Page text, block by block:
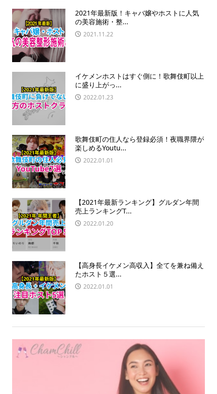
2021年最新版！キャバ嬢やホストに人気
の美容施術・整...
2021.11.22
イケメンホストはすぐ側に！歌舞伎町以上
に盛り上がっ...
2022.01.23
歌舞伎町の住人なら登録必須！夜職界隈が
楽しめるYoutu...
2022.01.01
【2021年最新ランキング】グルダン年間
売上ランキングT...
2022.01.20
【高身長イケメン高収入】全てを兼ね備え
たホスト５選...
2022.01.01